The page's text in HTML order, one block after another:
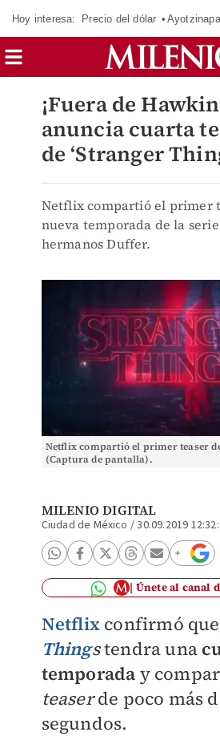
Hoy interesa: Precio del dólar Ayotzinapa
¡Fuera de
anuncia cuarta
de ‘Stranger
Netflix compartió el primer
nueva temporada de la
hermanos Duffer.
Netflix compartió el primer teaser
(Captura de pantalla).
MILENIO DIGITAL
Ciudad de México /30.09.2019
Únete al canal
Netflix confirmó que
Thingstendra una
temporada y
teaserde poco más
segundos.